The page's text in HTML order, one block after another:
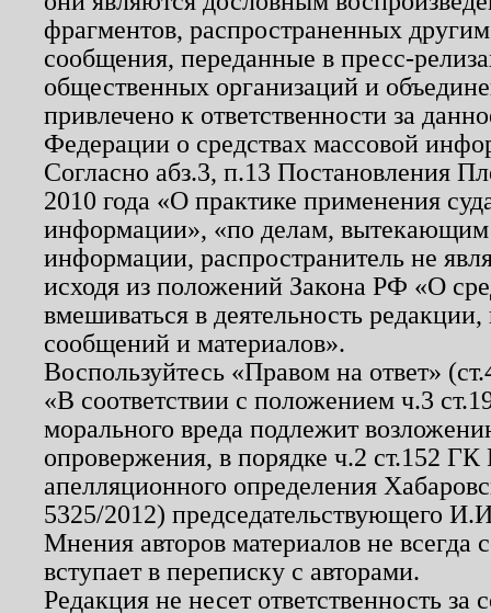
фрагментов, распространенных
сообщения, переданные в пресс-
общественных организаций и
привлечено к ответственности за
Федерации о средствах массовой
Согласно абз.3, п.13 Постановления
2010 года «О практике применения
информации», «по делам, вытекающим
информации, распространитель не
исходя из положений Закона РФ «О
вмешиваться в деятельность
сообщений и материалов».
Воспользуйтесь «Правом на ответ»
«В соответствии с положением ч.3
морального вреда подлежит
опровержения, в порядке ч.2 ст.152
апелляционного определения
5325/2012) председательствующего
Мнения авторов материалов не
вступает в переписку с авторами.
Редакция не несет ответственность